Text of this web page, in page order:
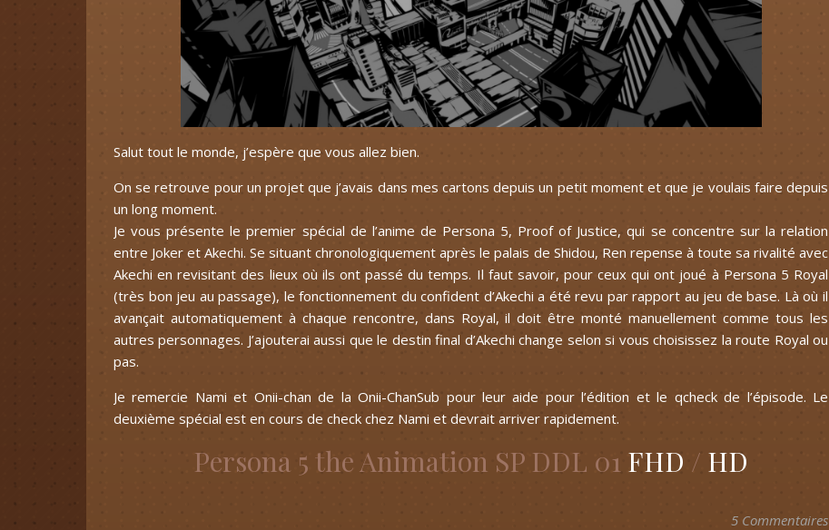
Salut tout le monde, j’espère que vous allez bien.
On se retrouve pour un projet que j’avais dans mes cartons depuis un petit moment et que je voulais faire depuis
un long moment.
Je vous présente le premier spécial de l’anime de Persona 5, Proof of Justice, qui se concentre sur la relation
entre Joker et Akechi. Se situant chronologiquement après le palais de Shidou, Ren repense à toute sa rivalité avec
Akechi en revisitant des lieux où ils ont passé du temps. Il faut savoir, pour ceux qui ont joué à Persona 5 Royal
(très bon jeu au passage), le fonctionnement du confident d’Akechi a été revu par rapport au jeu de base. Là où il
avançait automatiquement à chaque rencontre, dans Royal, il doit être monté manuellement comme tous les
autres personnages. J’ajouterai aussi que le destin final d’Akechi change selon si vous choisissez la route Royal ou
pas.
Je remercie Nami et Onii-chan de la Onii-ChanSub pour leur aide pour l’édition et le qcheck de l’épisode. Le
deuxième spécial est en cours de check chez Nami et devrait arriver rapidement.
Persona 5 the Animation SP DDL 01 FHD / HD
5 Commentaires